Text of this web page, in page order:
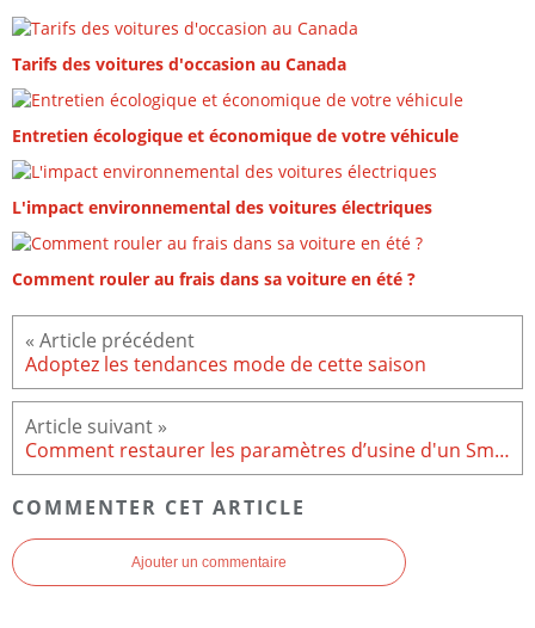
Tarifs des voitures d'occasion au Canada
Entretien écologique et économique de votre véhicule
L'impact environnemental des voitures électriques
Comment rouler au frais dans sa voiture en été ?
Adoptez les tendances mode de cette saison
Comment restaurer les paramètres d’usine d'un Smartphone Android ?
COMMENTER CET ARTICLE
Ajouter un commentaire